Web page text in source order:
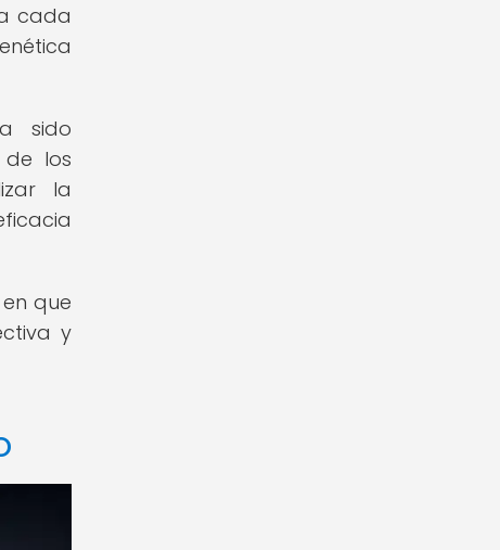
cada
sido
los
la
que
y